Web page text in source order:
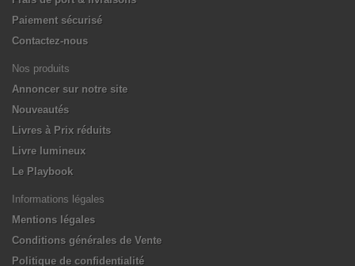
Paiement sécurisé
Contactez-nous
Nos produits
Annoncer sur notre site
Nouveautés
Livres à Prix réduits
Livre lumineux
Le Playbook
Informations légales
Mentions légales
Conditions générales de Vente
Politique de confidentialité